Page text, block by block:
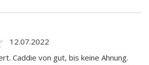
12.07.2022
Caddie von gut, bis keine Ahnung.